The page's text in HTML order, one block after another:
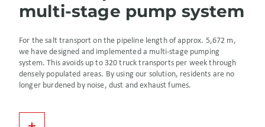
multi-stage pump system
For the salt transport on the pipeline length of approx. 5,672 m,
we have designed and implemented a multi-stage pumping
system. This avoids up to 320 truck transports per week through
densely populated areas. By using our solution, residents are no
longer burdened by noise, dust and exhaust fumes.